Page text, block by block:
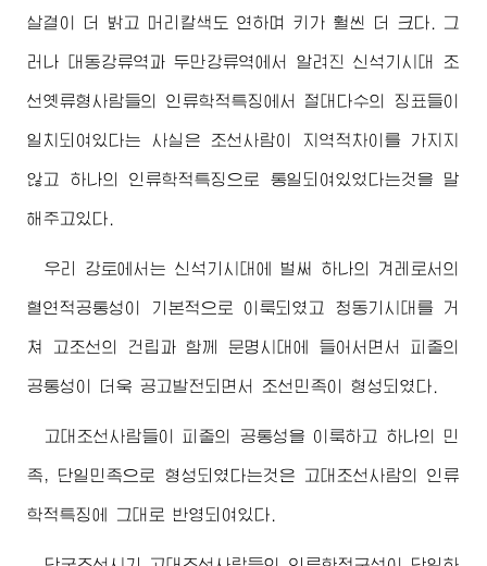
살결이 더 밝고 머리칼색도 연하며 키가 훨씬 더 크다. 그
러나 대동강류역과 두만강류역에서 알려진 신석기시대 조
선옛류형사람들의 인류학적특징에서 절대다수의 징표들이
일치되여있다는 사실은 조선사람이 지역적차이를 가지지
않고 하나의 인류학적특징으로 통일되여있었다는것을 말
해주고있다.
우리 강토에서는 신석기시대에 벌써 하나의 겨레로서의
혈연적공통성이 기본적으로 이룩되였고 청동기시대를 거
쳐 고조선의 건립과 함께 문명시대에 들어서면서 피줄의
공통성이 더욱 공고발전되면서 조선민족이 형성되였다.
고대조선사람들이 피줄의 공통성을 이룩하고 하나의 민
족, 단일민족으로 형성되였다는것은 고대조선사람의 인류
학적특징에 그대로 반영되여있다.